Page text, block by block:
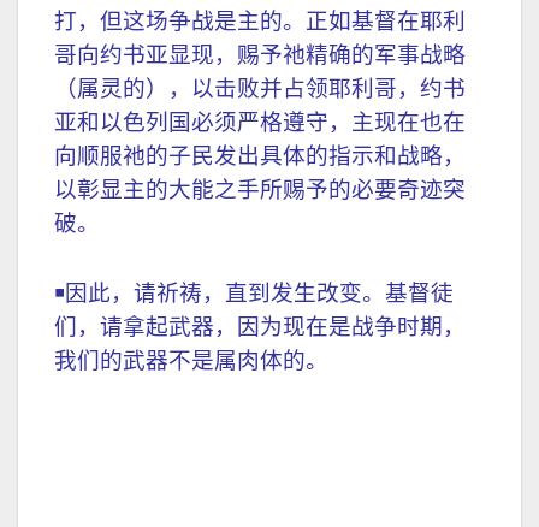
打，但这场争战是主的。正如基督在耶利
哥向约书亚显现，赐予祂精确的军事战略
（属灵的），以击败并占领耶利哥，约书
亚和以色列国必须严格遵守，主现在也在
向顺服祂的子民发出具体的指示和战略，
以彰显主的大能之手所赐予的必要奇迹突
破。
￭因此，请祈祷，直到发生改变。基督徒
们，请拿起武器，因为现在是战争时期，
我们的武器不是属肉体的。